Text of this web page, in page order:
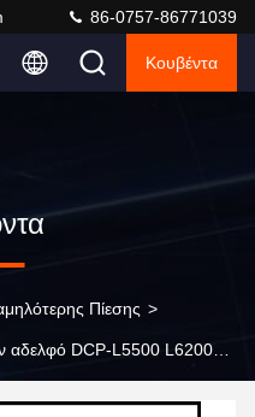
86-0757-86771039
Κουβέντα
Πίεσης >
αδελφό DCP-L5500 L6200